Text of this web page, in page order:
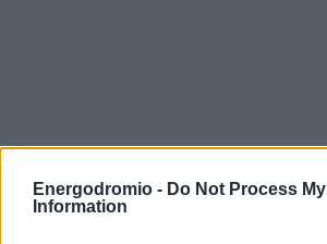
Energodromio - Do Not Process
Information